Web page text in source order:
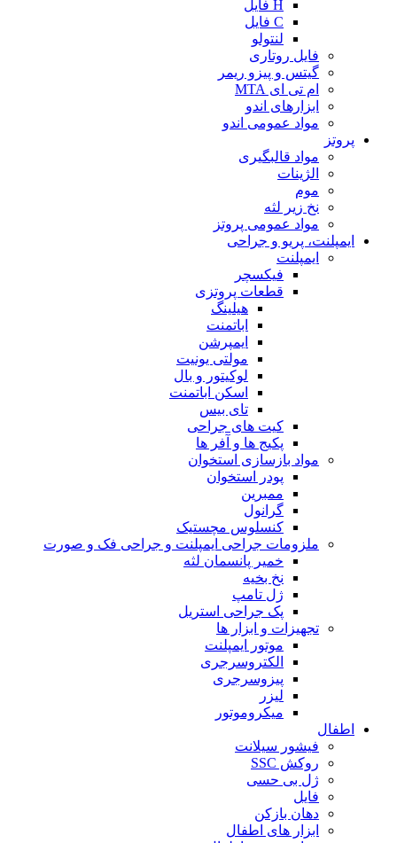
H فایل
C فایل
لنتولو
فایل روتاری
گیتس و پیزو ریمر
ام تی ای MTA
ابزارهای اندو
مواد عمومی اندو
پروتز
مواد قالبگیری
الژینات
موم
نخ زیر لثه
مواد عمومی پروتز
ایمپلنت، پریو و جراحی
ایمپلنت
فیکسچر
قطعات پروتزی
هیلینگ
اباتمنت
ایمپرشن
مولتی یونیت
لوکیتور و بال
اسکن اباتمنت
تای بیس
کیت های جراحی
پکیج ها و آفر ها
مواد بازسازی استخوان
پودر استخوان
ممبرین
گرانول
کنسلوس مچستیک
ملزومات جراحی ایمپلنت و جراحی فک و صورت
خمیر پانسمان لثه
نخ بخیه
ژل تامپ
پک جراحی استریل
تجهیزات و ابزار ها
موتور ایمپلنت
الکتروسرجری
پیزوسرجری
لیزر
میکروموتور
اطفال
فیشور سیلانت
روکش SSC
ژل بی حسی
فایل
دهان بازکن
ابزار های اطفال